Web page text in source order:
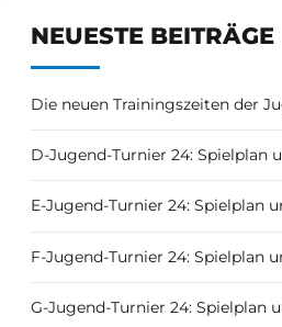
NEUESTE BEITRÄGE
Die neuen Trainingszeiten der
D-Jugend-Turnier 24: Spielplan
E-Jugend-Turnier 24: Spielplan
F-Jugend-Turnier 24: Spielplan
G-Jugend-Turnier 24: Spielplan